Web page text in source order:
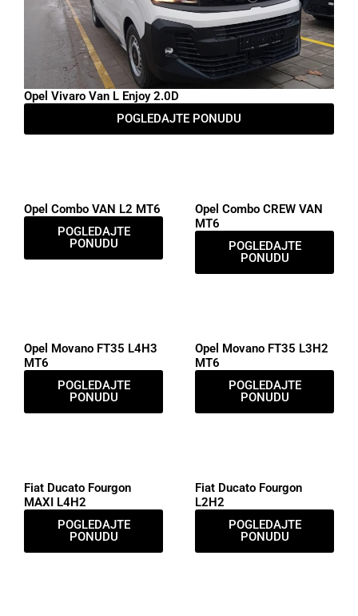
Opel Vivaro Van L Enjoy 2.0D
POGLEDAJTE PONUDU
Opel Combo VAN L2 MT6
POGLEDAJTE
PONUDU
Opel Combo CREW VAN
MT6
POGLEDAJTE
PONUDU
Opel Movano FT35 L4H3
MT6
POGLEDAJTE
PONUDU
Opel Movano FT35 L3H2
MT6
POGLEDAJTE
PONUDU
Fiat Ducato Fourgon
MAXI L4H2
POGLEDAJTE
PONUDU
Fiat Ducato Fourgon
L2H2
POGLEDAJTE
PONUDU